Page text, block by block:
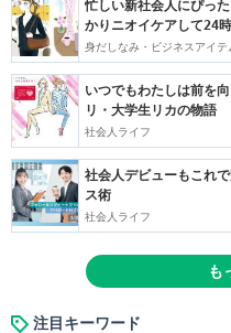
忙しい新社会人にぴっ
かりニオイケアして24時
身だしなみ・ビジネスアイテ
いつでもわたしは前を
リ・大学生リカの物語
社会人ライフ
社会人デビューもこれ
ス術
社会人ライフ
も
注目キーワード